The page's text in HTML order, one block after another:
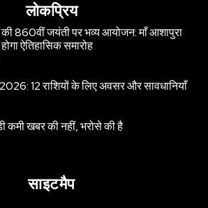
लोकप्रिय
की 860वीं जयंती पर भव्य आयोजन: माँ आशापुरा
ऐतिहासिक समारोह
12 राशियों के लिए अवसर और सावधानियाँ
खबर की नहीं, भरोसे की है
साइटमैप